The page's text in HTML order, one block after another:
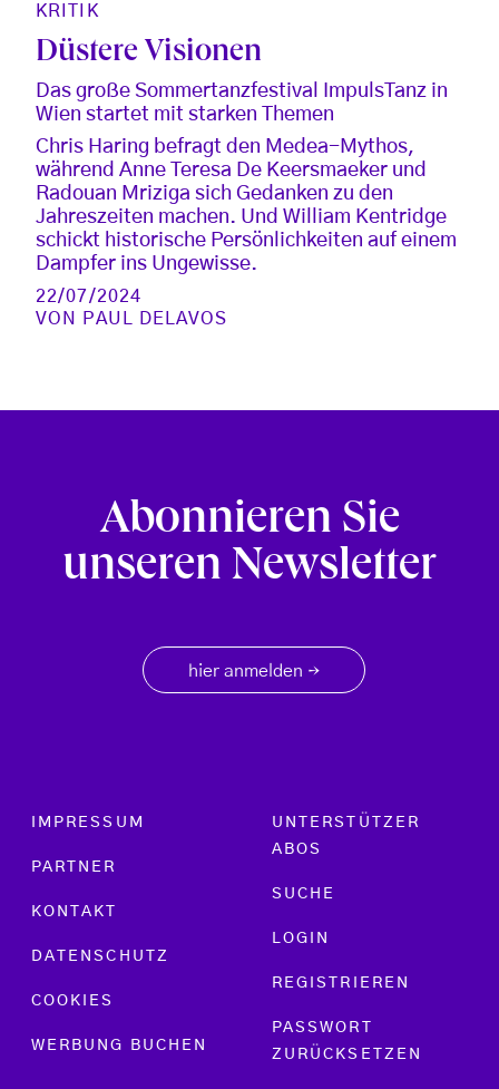
KRITIK
Düstere Visionen
Das große Sommertanzfestival ImpulsTanz in
Wien startet mit starken Themen
Chris Haring befragt den Medea-Mythos,
während Anne Teresa De Keersmaeker und
Radouan Mriziga sich Gedanken zu den
Jahreszeiten machen. Und William Kentridge
schickt historische Persönlichkeiten auf einem
Dampfer ins Ungewisse.
22/07/2024
VON
PAUL DELAVOS
Abonnieren Sie
unseren Newsletter
hier anmelden →
Footer menu
IMPRESSUM
PARTNER
KONTAKT
DATENSCHUTZ
COOKIES
WERBUNG BUCHEN
UNTERSTÜTZER
ABOS
SUCHE
LOGIN
REGISTRIEREN
PASSWORT
ZURÜCKSETZEN